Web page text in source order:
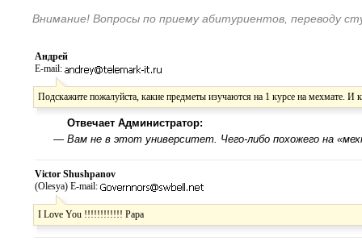
Внимание! Вопросы по приему абитуриентов, переводу
Андрей
E-mail:
Подскажите пожалуйста, какие предметы изучаются на 1 курсе на мехмате. И
Отвечает Администратор:
— Вам не в этот университет. Чего-либо похожего на
Victor Shushpanov
(Olesya) E-mail:
I Love You !!!!!!!!!!!! Papa